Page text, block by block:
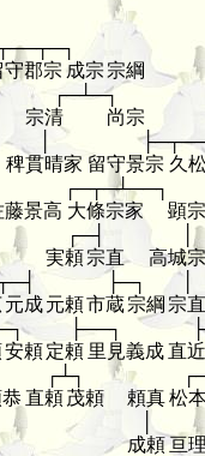
守郡宗成宗宗綱
┌─┴─┐
宗清
尚宗
稗貫晴家 留守景宗 久
┌─┬─┴──┐
藤景高 大條宗家
顕宗
┌─┤
実頼宗直
高城
├─┐
│
元成元頼市蔵宗綱 宗直
├──┐
安頼定頼 里見義成直近
┌┴┐
直頼茂頼 頼真松
成頼亘